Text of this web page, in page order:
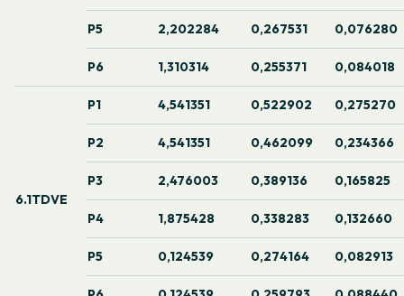
P5 2,202284 0,267531 0,076280
P6 1,310314 0,255371 0,084018
6.1TDVE
P1 4,541351 0,522902 0,275270
P2 4,541351 0,462099 0,234366
P3 2,476003 0,389136 0,165825
P4 1,875428 0,338283 0,132660
P5 0,124539 0,274164 0,082913